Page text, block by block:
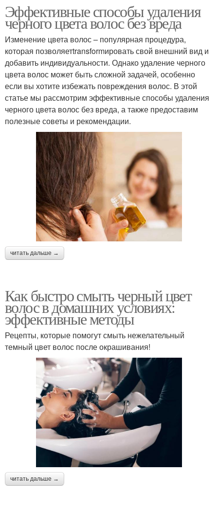
Эффективные способы удаления
черного цвета волос без вреда
Изменение цвета волос – популярная процедура,
которая позволяетtransformировать свой внешний вид и
добавить индивидуальности. Однако удаление черного
цвета волос может быть сложной задачей, особенно
если вы хотите избежать повреждения волос. В этой
статье мы рассмотрим эффективные способы удаления
черного цвета волос без вреда, а также предоставим
полезные советы и рекомендации.
читать дальше →
Как быстро смыть черный цвет
волос в домашних условиях:
эффективные методы
Рецепты, которые помогут смыть нежелательный
темный цвет волос после окрашивания!
читать дальше →